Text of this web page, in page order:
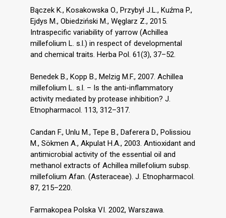
Bączek K., Kosakowska O., Przybył J.L., Kuźma P.,
Ejdys M., Obiedziński M., Węglarz Z., 2015.
Intraspecific variability of yarrow (Achillea
millefolium L. s.l.) in respect of developmental
and chemical traits. Herba Pol. 61(3), 37–52.
Benedek B., Kopp B., Melzig M.F., 2007. Achillea
millefolium L. s.l. – Is the anti-inflammatory
activity mediated by protease inhibition? J.
Etnopharmacol. 113, 312–317.
Candan F., Unlu M., Tepe B., Daferera D., Polissiou
M., Sökmen A., Akpulat H.A., 2003. Antioxidant and
antimicrobial activity of the essential oil and
methanol extracts of Achillea millefolium subsp.
millefolium Afan. (Asteraceae). J. Etnopharmacol.
87, 215–220.
Farmakopea Polska VI. 2002, Warszawa.